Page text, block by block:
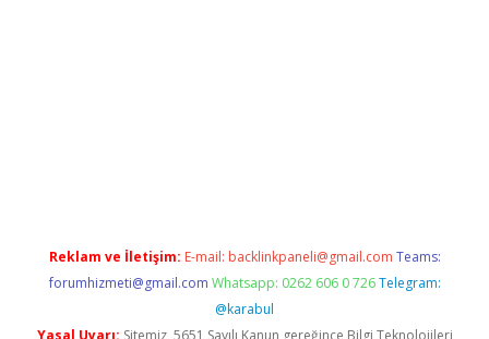
Reklam ve İletişim: E-mail: backlinkpaneli@gmail.com Teams:
forumhizmeti@gmail.com Whatsapp: 0262 606 0 726 Telegram:
@karabul
Yasal Uyarı: Sitemiz, 5651 Sayılı Kanun gereğince Bilgi Teknolojileri